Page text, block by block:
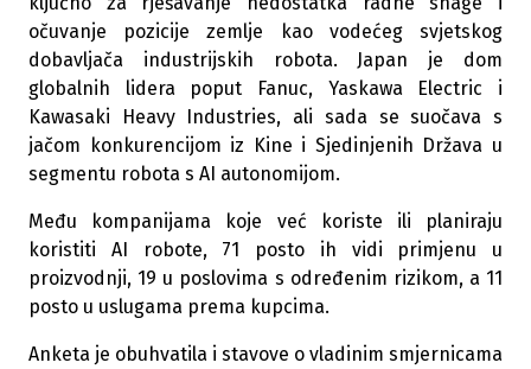
očuvanje pozicije zemlje kao vodećeg svjetskog
dobavljača industrijskih robota. Japan je dom
globalnih lidera poput Fanuc, Yaskawa Electric i
Kawasaki Heavy Industries, ali sada se suočava s
jačom konkurencijom iz Kine i Sjedinjenih Država u
segmentu robota s AI autonomijom.
Među kompanijama koje već koriste ili planiraju
koristiti AI robote, 71 posto ih vidi primjenu u
proizvodnji, 19 u poslovima s određenim rizikom, a 11
posto u uslugama prema kupcima.
Anketa je obuhvatila i stavove o vladinim smjernicama